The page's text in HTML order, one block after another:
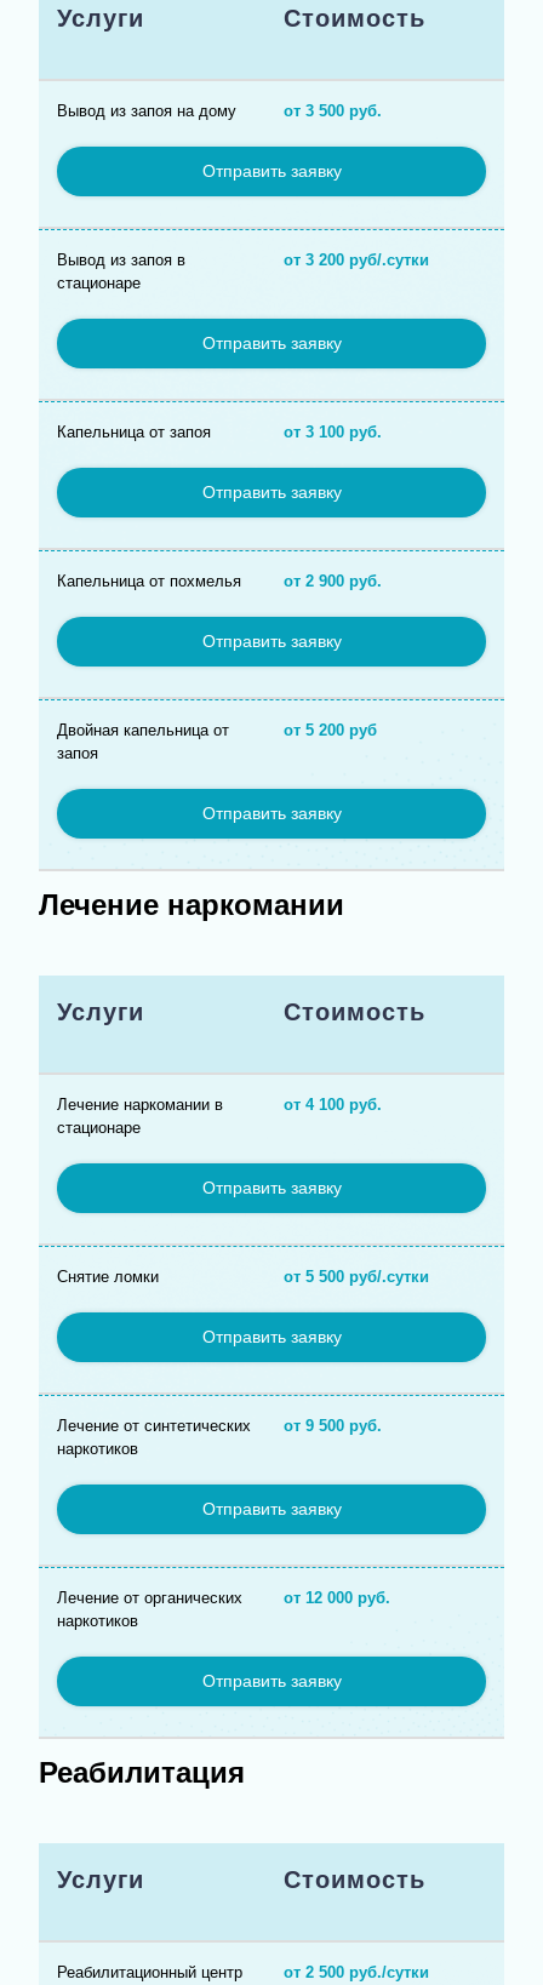
Услуги Стоимость
Вывод из запоя на дому от 3 500 руб.
Отправить заявку
Вывод из запоя в
стационаре
от 3 200 руб/.сутки
Отправить заявку
Капельница от запоя от 3 100 руб.
Отправить заявку
Капельница от похмелья от 2 900 руб.
Отправить заявку
Двойная капельница от
запоя
от 5 200 руб
Отправить заявку
Лечение наркомании
Услуги Стоимость
Лечение наркомании в
стационаре
от 4 100 руб.
Отправить заявку
Снятие ломки от 5 500 руб/.сутки
Отправить заявку
Лечение от синтетических
наркотиков
от 9 500 руб.
Отправить заявку
Лечение от органических
наркотиков
от 12 000 руб.
Отправить заявку
Реабилитация
Услуги Стоимость
Реабилитационный центр от 2 500 руб./сутки